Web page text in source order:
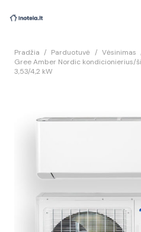
Pradžia / Parduotuvė / Vėsinimas
Gree Amber Nordic kondicionierius/
3,53/4,2 kW